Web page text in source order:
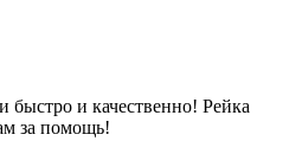
и качественно! Рейка
за помощь!